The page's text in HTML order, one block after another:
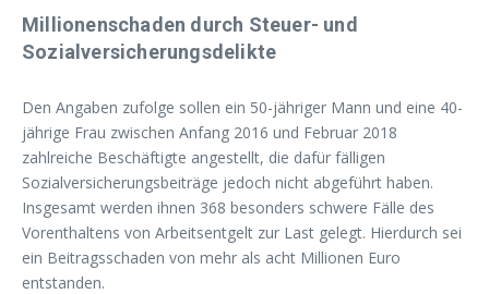
Millionenschaden durch Steuer- und
Sozialversicherungsdelikte
Den Angaben zufolge sollen ein 50-jähriger Mann und eine 40-
jährige Frau zwischen Anfang 2016 und Februar 2018
zahlreiche Beschäftigte angestellt, die dafür fälligen
Sozialversicherungsbeiträge jedoch nicht abgeführt haben.
Insgesamt werden ihnen 368 besonders schwere Fälle des
Vorenthaltens von Arbeitsentgelt zur Last gelegt. Hierdurch sei
ein Beitragsschaden von mehr als acht Millionen Euro
entstanden.